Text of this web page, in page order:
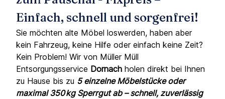
Einfach, schnell und sorgenfrei!
Sie möchten alte Möbel loswerden, haben aber
kein Fahrzeug, keine Hilfe oder einfach keine Zeit?
Kein Problem! Wir von Müller Müll
Entsorgungsservice Dornach holen direkt bei Ihnen
zu Hause bis zu 5 einzelne Möbelstücke oder
maximal 350 kg Sperrgut ab – schnell, zuverlässig